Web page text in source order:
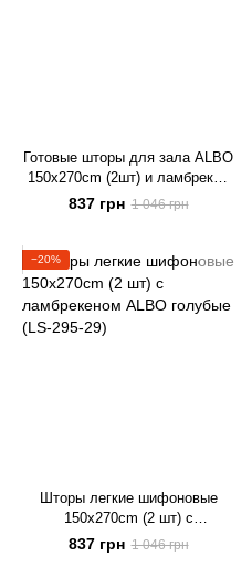
Готовые шторы для зала ALBO
150х270cm (2шт) и ламбрекен
на карниз 300-350 cm Бежевый
(LS-210-8)
837 грн 1 046 грн
−20%
Шторы легкие шифоновые
150х270cm (2 шт) с
ламбрекеном ALBO голубые
(LS-295-29)
837 грн 1 046 грн